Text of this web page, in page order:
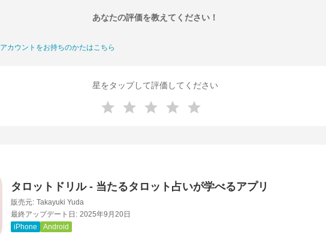
あなたの評価を教えてください！
アカウントをお持ちのかたはこちら
星をタップして評価してください
タロットドリル - 当たるタロット占いが学べるアプリ
販売元: Takayuki Yuda
最終アップデート日: 2025年9月20日
iPhone
Android